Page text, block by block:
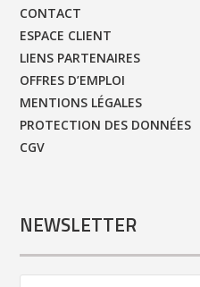
CONTACT
ESPACE CLIENT
LIENS PARTENAIRES
OFFRES D’EMPLOI
MENTIONS LÉGALES
PROTECTION DES DONNÉES
CGV
NEWSLETTER